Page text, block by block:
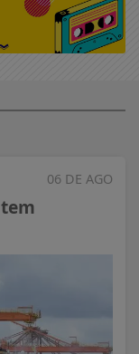
06 DE AGO